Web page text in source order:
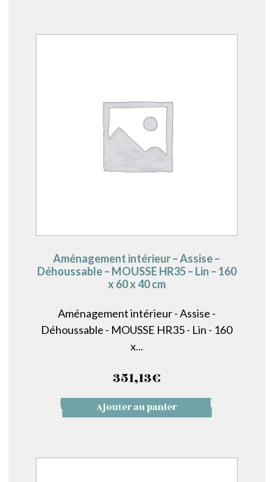
Aménagement intérieur – Assise –
Déhoussable – MOUSSE HR35 – Lin – 160
x 60 x 40 cm
Aménagement intérieur - Assise -
Déhoussable - MOUSSE HR35 - Lin - 160
x...
351,13€
Ajouter au panier